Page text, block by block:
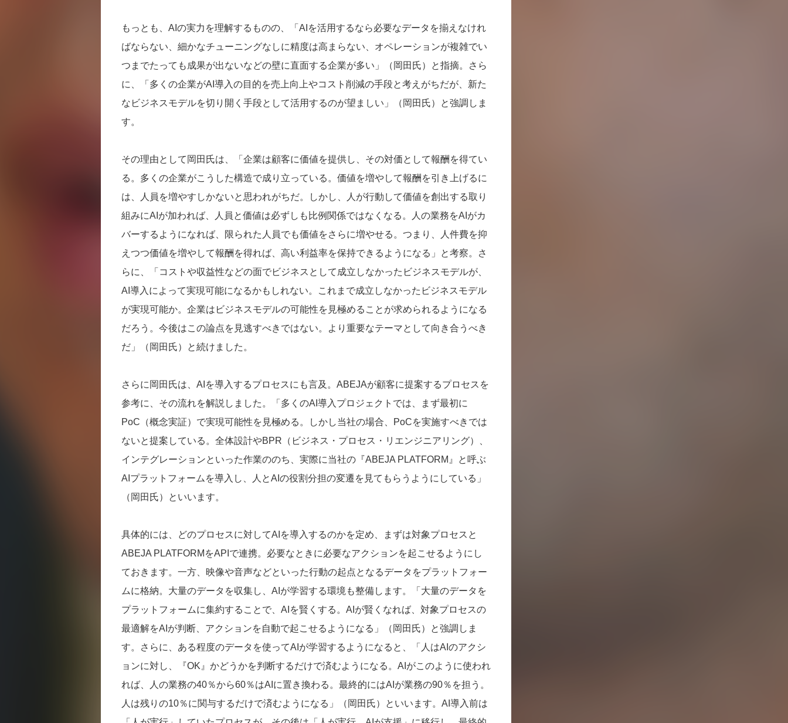
もっとも、AIの実力を理解するものの、「AIを活用するなら必要なデータを揃えなけれ
ばならない、細かなチューニングなしに精度は高まらない、オペレーションが複雑でい
つまでたっても成果が出ないなどの壁に直面する企業が多い」（岡田氏）と指摘。さら
に、「多くの企業がAI導入の目的を売上向上やコスト削減の手段と考えがちだが、新た
なビジネスモデルを切り開く手段として活用するのが望ましい」（岡田氏）と強調しま
す。
その理由として岡田氏は、「企業は顧客に価値を提供し、その対価として報酬を得てい
る。多くの企業がこうした構造で成り立っている。価値を増やして報酬を引き上げるに
は、人員を増やすしかないと思われがちだ。しかし、人が行動して価値を創出する取り
組みにAIが加われば、人員と価値は必ずしも比例関係ではなくなる。人の業務をAIがカ
バーするようになれば、限られた人員でも価値をさらに増やせる。つまり、人件費を抑
えつつ価値を増やして報酬を得れば、高い利益率を保持できるようになる」と考察。さ
らに、「コストや収益性などの面でビジネスとして成立しなかったビジネスモデルが、
AI導入によって実現可能になるかもしれない。これまで成立しなかったビジネスモデル
が実現可能か。企業はビジネスモデルの可能性を見極めることが求められるようになる
だろう。今後はこの論点を見逃すべきではない。より重要なテーマとして向き合うべき
だ」（岡田氏）と続けました。
さらに岡田氏は、AIを導入するプロセスにも言及。ABEJAが顧客に提案するプロセスを
参考に、その流れを解説しました。「多くのAI導入プロジェクトでは、まず最初に
PoC（概念実証）で実現可能性を見極める。しかし当社の場合、PoCを実施すべきでは
ないと提案している。全体設計やBPR（ビジネス・プロセス・リエンジニアリング）、
インテグレーションといった作業ののち、実際に当社の『ABEJA PLATFORM』と呼ぶ
AIプラットフォームを導入し、人とAIの役割分担の変遷を見てもらうようにしている」
（岡田氏）といいます。
具体的には、どのプロセスに対してAIを導入するのかを定め、まずは対象プロセスと
ABEJA PLATFORMをAPIで連携。必要なときに必要なアクションを起こせるようにし
ておきます。一方、映像や音声などといった行動の起点となるデータをプラットフォー
ムに格納。大量のデータを収集し、AIが学習する環境も整備します。「大量のデータを
プラットフォームに集約することで、AIを賢くする。AIが賢くなれば、対象プロセスの
最適解をAIが判断、アクションを自動で起こせるようになる」（岡田氏）と強調しま
す。さらに、ある程度のデータを使ってAIが学習するようになると、「人はAIのアクシ
ョンに対し、『OK』かどうかを判断するだけで済むようになる。AIがこのように使われ
れば、人の業務の40％から60％はAIに置き換わる。最終的にはAIが業務の90％を担う。
人は残りの10％に関与するだけで済むようになる」（岡田氏）といいます。AI導入前は